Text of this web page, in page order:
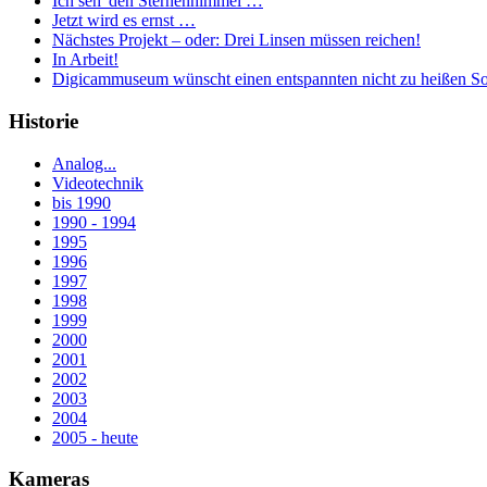
Jetzt wird es ernst …
Nächstes Projekt – oder: Drei Linsen müssen reichen!
In Arbeit!
Digicammuseum wünscht einen entspannten nicht zu heißen
Historie
Analog...
Videotechnik
bis 1990
1990 - 1994
1995
1996
1997
1998
1999
2000
2001
2002
2003
2004
2005 - heute
Kameras